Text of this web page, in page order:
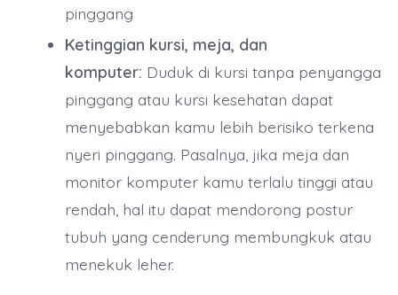
pinggang
Ketinggian kursi, meja, dan
komputer: Duduk di kursi tanpa penyangga
pinggang atau kursi kesehatan dapat
menyebabkan kamu lebih berisiko terkena
nyeri pinggang. Pasalnya, jika meja dan
monitor komputer kamu terlalu tinggi atau
rendah, hal itu dapat mendorong postur
tubuh yang cenderung membungkuk atau
menekuk leher.